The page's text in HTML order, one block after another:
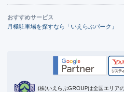
おすすめサービス
月極駐車場を探すなら「いえらぶパーク」
(株)いえらぶGROUPは全国エリア